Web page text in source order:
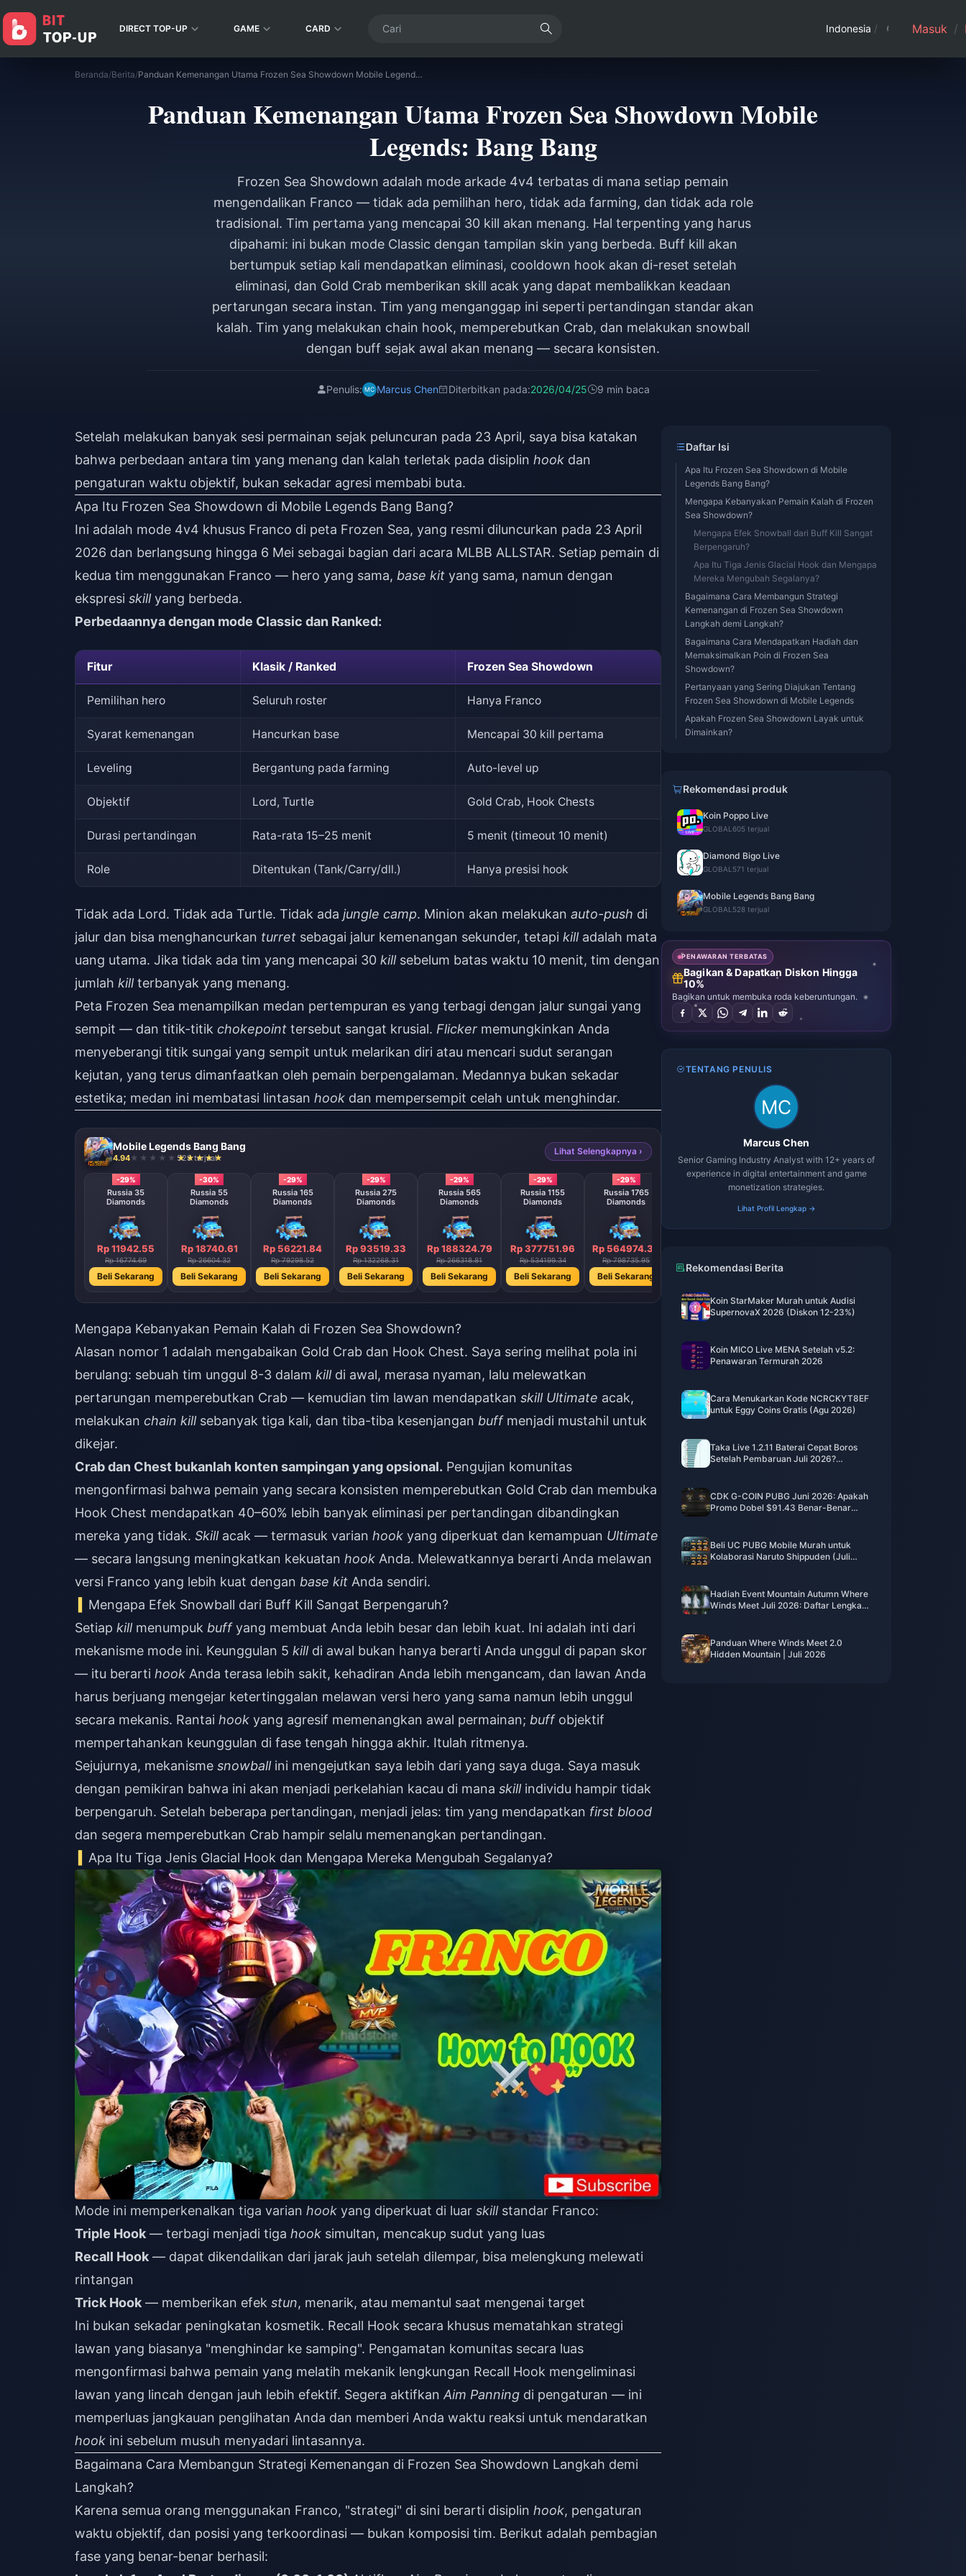
DIRECT TOP-UP GAME CARD Indonesia / Masuk /
Beranda/Berita/ Panduan Kemenangan Utama Frozen Sea Showdown Mobile Legends: Bang Bang
Panduan Kemenangan Utama Frozen Sea Showdown Mobile
Legends: Bang Bang
Frozen Sea Showdown adalah mode arkade 4v4 terbatas di mana setiap pemain
mengendalikan Franco — tidak ada pemilihan hero, tidak ada farming, dan tidak ada role
tradisional. Tim pertama yang mencapai 30 kill akan menang. Hal terpenting yang harus
dipahami: ini bukan mode Classic dengan tampilan skin yang berbeda. Buff kill akan
bertumpuk setiap kali mendapatkan eliminasi, cooldown hook akan di-reset setelah
eliminasi, dan Gold Crab memberikan skill acak yang dapat membalikkan keadaan
pertarungan secara instan. Tim yang menganggap ini seperti pertandingan standar akan
kalah. Tim yang melakukan chain hook, memperebutkan Crab, dan melakukan snowball
dengan buff sejak awal akan menang — secara konsisten.
Penulis: Marcus Chen Diterbitkan pada:2026/04/25 9 min baca
Setelah melakukan banyak sesi permainan sejak peluncuran pada 23 April, saya bisa katakan
bahwa perbedaan antara tim yang menang dan kalah terletak pada disiplin hook dan
pengaturan waktu objektif, bukan sekadar agresi membabi buta.
Apa Itu Frozen Sea Showdown di Mobile Legends Bang Bang?
Ini adalah mode 4v4 khusus Franco di peta Frozen Sea, yang resmi diluncurkan pada 23 April
2026 dan berlangsung hingga 6 Mei sebagai bagian dari acara MLBB ALLSTAR. Setiap pemain di
kedua tim menggunakan Franco — hero yang sama, base kit yang sama, namun dengan
ekspresi skillyang berbeda.
Perbedaannya dengan mode Classic dan Ranked:
Fitur Klasik / Ranked Frozen Sea Showdown
Pemilihan hero Seluruh roster Hanya Franco
Syarat kemenangan Hancurkan base Mencapai 30 kill pertama
Leveling Bergantung pada farming Auto-level up
Objektif Lord, Turtle Gold Crab, Hook Chests
Durasi pertandingan Rata-rata 15–25 menit 5 menit (timeout 10 menit)
Role Ditentukan (Tank/Carry/dll.) Hanya presisi hook
Tidak ada Lord. Tidak ada Turtle. Tidak ada jungle camp. Minion akan melakukan auto-push di
jalur dan bisa menghancurkan turret sebagai jalur kemenangan sekunder, tetapi killadalah mata
uang utama. Jika tidak ada tim yang mencapai 30 killsebelum batas waktu 10 menit, tim dengan
jumlah killterbanyak yang menang.
Peta Frozen Sea menampilkan medan pertempuran es yang terbagi dengan jalur sungai yang
sempit — dan titik-titik chokepoint tersebut sangat krusial. Flicker memungkinkan Anda
menyeberangi titik sungai yang sempit untuk melarikan diri atau mencari sudut serangan
kejutan, yang terus dimanfaatkan oleh pemain berpengalaman. Medannya bukan sekadar
estetika; medan ini membatasi lintasan hook dan mempersempit celah untuk menghindar.
Mobile Legends Bang Bang
4.94 528 terjual
Lihat Selengkapnya ›
-29%
Russia 35
Diamonds
Rp 11942.55
Rp 16774.69
Beli Sekarang
-30%
Russia 55
Diamonds
Rp 18740.61
Rp 26604.32
Beli Sekarang
-29%
Russia 165
Diamonds
Rp 56221.84
Rp 79298.52
Beli Sekarang
-29%
Russia 275
Diamonds
Rp 93519.33
Rp 132268.31
Beli Sekarang
-29%
Russia 565
Diamonds
Rp 188324.79
Rp 266318.81
Beli Sekarang
-29%
Russia 1155
Diamonds
Rp 377751.96
Rp 534199.34
Beli Sekarang
-29%
Russia 1765
Diamonds
Rp 564974.36
Rp 798735.95
Beli Sekarang
-29%
Russia 6000
-36%
Turkey 6146
Mengapa Kebanyakan Pemain Kalah di Frozen Sea Showdown?
Alasan nomor 1 adalah mengabaikan Gold Crab dan Hook Chest. Saya sering melihat pola ini
berulang: sebuah tim unggul 8-3 dalam killdi awal, merasa nyaman, lalu melewatkan
pertarungan memperebutkan Crab — kemudian tim lawan mendapatkan skill Ultimate acak,
melakukan chain killsebanyak tiga kali, dan tiba-tiba kesenjangan buffmenjadi mustahil untuk
dikejar.
Crab dan Chest bukanlah konten sampingan yang opsional. Pengujian komunitas
mengonfirmasi bahwa pemain yang secara konsisten memperebutkan Gold Crab dan membuka
Hook Chest mendapatkan 40–60% lebih banyak eliminasi per pertandingan dibandingkan
mereka yang tidak. Skillacak — termasuk varian hook yang diperkuat dan kemampuan Ultimate
— secara langsung meningkatkan kekuatan hook Anda. Melewatkannya berarti Anda melawan
versi Franco yang lebih kuat dengan base kit Anda sendiri.
Mengapa Efek Snowball dari Buff Kill Sangat Berpengaruh?
Setiap killmenumpuk buffyang membuat Anda lebih besar dan lebih kuat. Ini adalah inti dari
mekanisme mode ini. Keunggulan 5 killdi awal bukan hanya berarti Anda unggul di papan skor
— itu berarti hook Anda terasa lebih sakit, kehadiran Anda lebih mengancam, dan lawan Anda
harus berjuang mengejar ketertinggalan melawan versi hero yang sama namun lebih unggul
secara mekanis. Rantai hook yang agresif memenangkan awal permainan; buffobjektif
mempertahankan keunggulan di fase tengah hingga akhir. Itulah ritmenya.
Sejujurnya, mekanisme snowballini mengejutkan saya lebih dari yang saya duga. Saya masuk
dengan pemikiran bahwa ini akan menjadi perkelahian kacau di mana skillindividu hampir tidak
berpengaruh. Setelah beberapa pertandingan, menjadi jelas: tim yang mendapatkan first blood
dan segera memperebutkan Crab hampir selalu memenangkan pertandingan.
Apa Itu Tiga Jenis Glacial Hook dan Mengapa Mereka Mengubah Segalanya?
Mode ini memperkenalkan tiga varian hook yang diperkuat di luar skill standar Franco:
Triple Hook — terbagi menjadi tiga hook simultan, mencakup sudut yang luas
Recall Hook — dapat dikendalikan dari jarak jauh setelah dilempar, bisa melengkung melewati
rintangan
Trick Hook — memberikan efek stun, menarik, atau memantul saat mengenai target
Ini bukan sekadar peningkatan kosmetik. Recall Hook secara khusus mematahkan strategi
lawan yang biasanya "menghindar ke samping". Pengamatan komunitas secara luas
mengonfirmasi bahwa pemain yang melatih mekanik lengkungan Recall Hook mengeliminasi
lawan yang lincah dengan jauh lebih efektif. Segera aktifkan Aim Panning di pengaturan — ini
memperluas jangkauan penglihatan Anda dan memberi Anda waktu reaksi untuk mendaratkan
hook ini sebelum musuh menyadari lintasannya.
Bagaimana Cara Membangun Strategi Kemenangan di Frozen Sea Showdown Langkah demi
Langkah?
Karena semua orang menggunakan Franco, "strategi" di sini berarti disiplin hook, pengaturan
waktu objektif, dan posisi yang terkoordinasi — bukan komposisi tim. Berikut adalah pembagian
fase yang benar-benar berhasil:
Daftar Isi
Apa Itu Frozen Sea Showdown di Mobile
Legends Bang Bang?
Mengapa Kebanyakan Pemain Kalah di Frozen
Sea Showdown?
Mengapa Efek Snowball dari Buff Kill Sangat
Berpengaruh?
Apa Itu Tiga Jenis Glacial Hook dan Mengapa
Mereka Mengubah Segalanya?
Bagaimana Cara Membangun Strategi
Kemenangan di Frozen Sea Showdown
Langkah demi Langkah?
Bagaimana Cara Mendapatkan Hadiah dan
Memaksimalkan Poin di Frozen Sea
Showdown?
Pertanyaan yang Sering Diajukan Tentang
Frozen Sea Showdown di Mobile Legends
Apakah Frozen Sea Showdown Layak untuk
Dimainkan?
Rekomendasi produk
Koin Poppo Live
GLOBAL 605 terjual
Diamond Bigo Live
GLOBAL 571 terjual
Mobile Legends Bang Bang
GLOBAL 528 terjual
PENAWARAN TERBATAS
Bagikan & Dapatkan Diskon Hingga
10%
Bagikan untuk membuka roda keberuntungan.
TENTANG PENULIS
Marcus Chen
Senior Gaming Industry Analyst with 12+ years of
experience in digital entertainment and game
monetization strategies.
Lihat Profil Lengkap →
Rekomendasi Berita
Koin StarMaker Murah untuk Audisi
SupernovaX 2026 (Diskon 12-23%)
Koin MICO Live MENA Setelah v5.2:
Penawaran Termurah 2026
Cara Menukarkan Kode NCRCKYT8EF
untuk Eggy Coins Gratis (Agu 2026)
Taka Live 1.2.11 Baterai Cepat Boros
Setelah Pembaruan Juli 2026?
CDK G-COIN PUBG Juni 2026: Apakah
Promo Dobel $91.43 Benar-Benar
Beli UC PUBG Mobile Murah untuk
Kolaborasi Naruto Shippuden (Juli
Hadiah Event Mountain Autumn Where
Winds Meet Juli 2026: Daftar Lengkap,
Panduan Where Winds Meet 2.0
Hidden Mountain | Juli 2026